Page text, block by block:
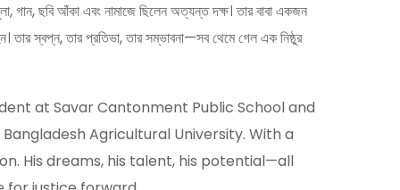
গান, ছবি আঁকা এবং নামাজে ছিলেন অত্যন্ত দক্ষ। তার বাবা একজন
তার স্বপ্ন, তার প্রতিভা, তার সম্ভাবনা—সব থেমে গেল এক নিষ্ঠুর
at Savar Cantonment Public School and
Agricultural University. With a
His dreams, his talent, his potential—all